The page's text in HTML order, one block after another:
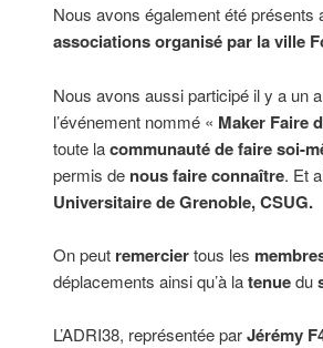
Nous avons également été présents
associations organisé par la ville
Nous avons aussi participé il y a un
l’événement nommé « Maker Faire
toute lacommunauté de faire soi-
permis de nous faire connaître. Et
Universitaire de Grenoble, CSUG.
On peut remerciertous les
déplacements ainsi qu’à latenuedu
L’ADRI38, représentée parJérémy